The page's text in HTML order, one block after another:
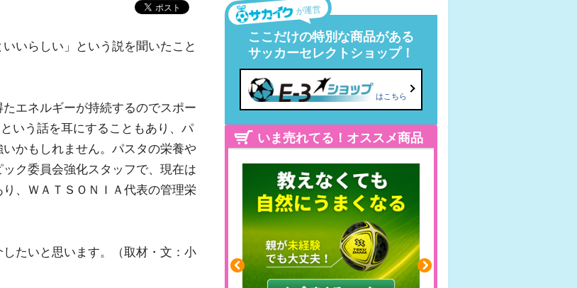
いらしい」という説を聞いたこと
エネルギーが持続するのでスポー
いう話を耳にすることもあり、パ
かもしれません。パスタの栄養や
ク委員会強化スタッフで、現在は
、ＷＡＴＳＯＮＩＡ代表の管理栄
たいと思います。（取材・文：小
が運営
ここだけの特別な商品がある
サッカーセレクトショップ！
はこちら
いま売れてる！オススメ商品